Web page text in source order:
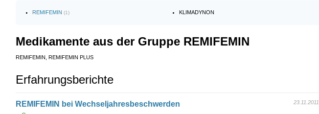
REMIFEMIN (1) KLIMADYNON
Medikamente aus der Gruppe REMIFEMIN
REMIFEMIN, REMIFEMIN PLUS
Erfahrungsberichte
REMIFEMIN bei Wechseljahresbeschwerden 23.11.2011